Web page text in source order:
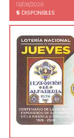
13/08/2026
5 DISPONIBLES